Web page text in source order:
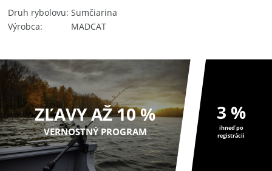
Druh rybolovu Sumčiarina
Výrobca
MADCAT
ZĽAVY AŽ 10 %
VERNOSTNÝ PROGRAM
3 %
ihneď po
registrácii